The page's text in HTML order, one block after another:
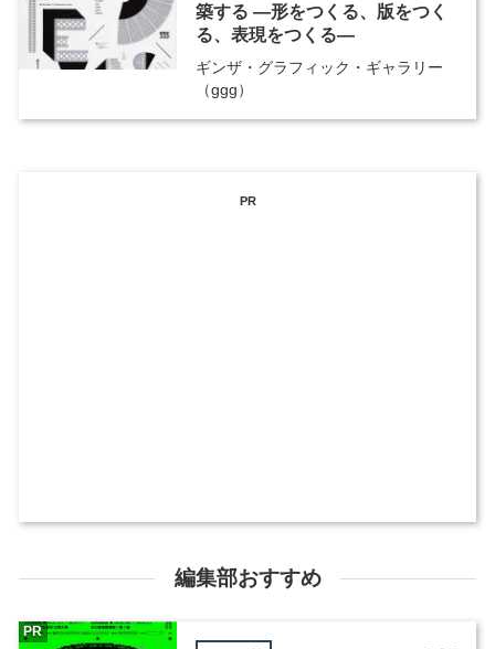
築する ―形をつくる、版をつく
る、表現をつくる―
ギンザ・グラフィック・ギャラリー
（ggg）
PR
編集部おすすめ
PR